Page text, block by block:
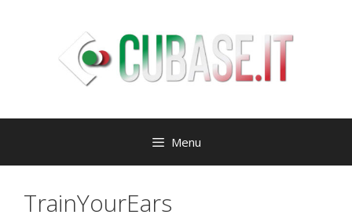
Menu
TrainYourEars